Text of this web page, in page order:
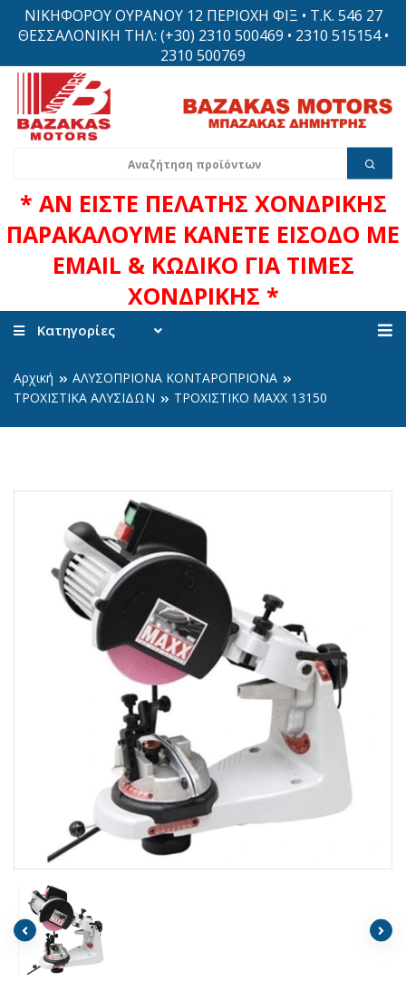
ΝΙΚΗΦΟΡΟΥ ΟΥΡΑΝΟΥ 12 ΠΕΡΙΟΧΗ ΦΙΞ • Τ.Κ. 546 27
ΘΕΣΣΑΛΟΝΙΚΗ ΤΗΛ: (+30) 2310 500469 • 2310 515154 •
2310 500769
* ΑΝ ΕΙΣΤΕ ΠΕΛΑΤΗΣ ΧΟΝΔΡΙΚΗΣ
ΠΑΡΑΚΑΛΟΥΜΕ ΚΑΝΕΤΕ ΕΙΣΟΔΟ ΜΕ
EMAIL & ΚΩΔΙΚΟ ΓΙΑ ΤΙΜΕΣ
ΧΟΝΔΡΙΚΗΣ *
Κατηγορίες
Αρχική
ΑΛΥΣΟΠΡΙΟΝΑ ΚΟΝΤΑΡΟΠΡΙΟΝΑ
ΤΡΟΧΙΣΤΙΚΑ ΑΛΥΣΙΔΩΝ
TPOXIΣTIKO MAXX 13150